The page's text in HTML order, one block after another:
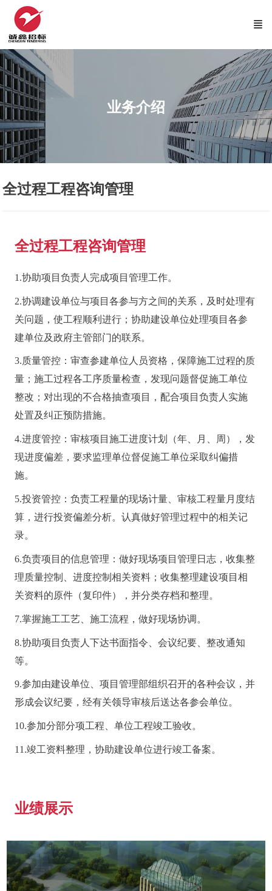
业务介绍
全过程工程咨询管理
全过程工程咨询管理
1.协助项目负责人完成项目管理工作。
2.协调建设单位与项目各参与方之间的关系，及时处理有
关问题，使工程顺利进行；协助建设单位处理项目各参
建单位及政府主管部门的联系。
3.质量管控：审查参建单位人员资格，保障施工过程的质
量；施工过程各工序质量检查，发现问题督促施工单位
整改；对出现的不合格抽查项目，配合项目负责人实施
处置及纠正预防措施。
4.进度管控：审核项目施工进度计划（年、月、周），发
现进度偏差，要求监理单位督促施工单位采取纠偏措
施。
5.投资管控：负责工程量的现场计量、审核工程量月度结
算，进行投资偏差分析。认真做好管理过程中的相关记
录。
6.负责项目的信息管理：做好现场项目管理日志，收集整
理质量控制、进度控制相关资料；收集整理建设项目相
关资料的原件（复印件），并分类存档和整理。
7.掌握施工工艺、施工流程，做好现场协调。
8.协助项目负责人下达书面指令、会议纪要、整改通知
等。
9.参加由建设单位、项目管理部组织召开的各种会议，并
形成会议纪要，经有关领导审核后送达各参会单位。
10.参加分部分项工程、单位工程竣工验收。
11.竣工资料整理，协助建设单位进行竣工备案。
业绩展示